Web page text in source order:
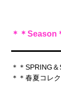
＊＊Season
＊＊SPRING
＊＊春夏コレ